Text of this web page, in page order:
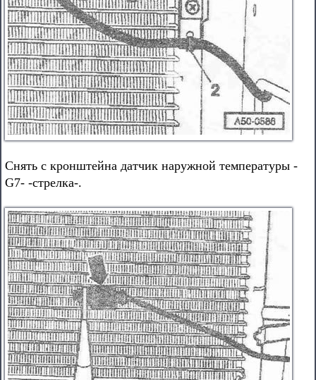
Снять с кронштейна датчик наружной температуры -
G7- -стрелка-.